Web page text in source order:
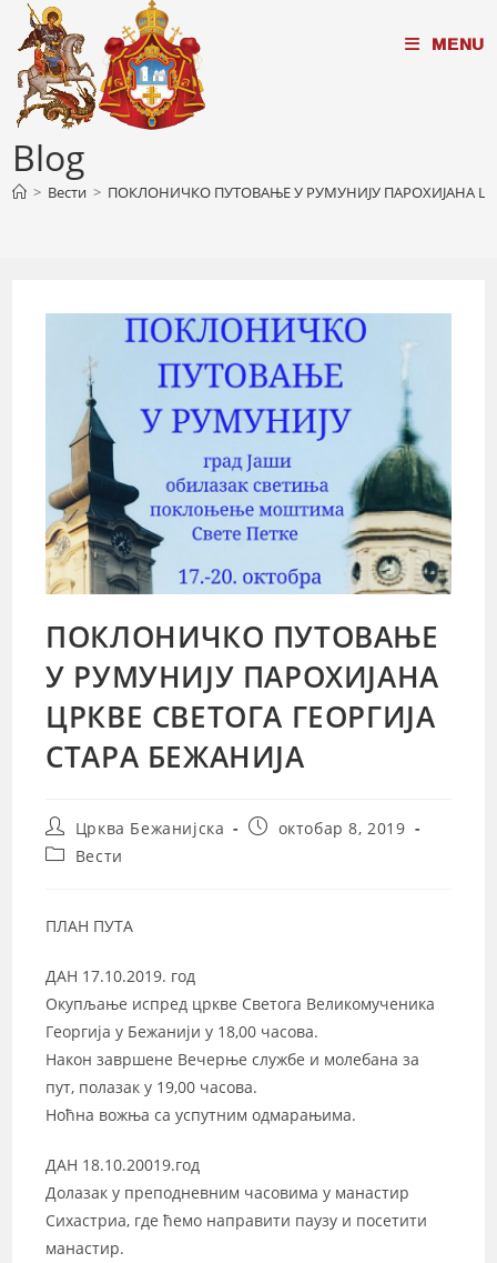
Skip
content
MENU
Blog
> Вести > ПОКЛОНИЧКО ПУТОВАЊЕ У РУМУНИЈУ ПАРОХИЈАНА
ПОКЛОНИЧКО ПУТОВАЊЕ
У РУМУНИЈУ ПАРОХИЈАНА
ЦРКВЕ СВЕТОГА ГЕОРГИЈА
СТАРА БЕЖАНИЈА
Post
author:
Црква Бежанијска
Postоктобар 8, 2019
PostВести
ПЛАН ПУТА
ДАН 17.10.2019. год
Окупљање испред цркве Светога Великомученика
Георгија у Бежанији у 18,00 часова.
Након завршене Вечерње службе и молебана за
пут, полазак у 19,00 часова.
Ноћна вожња са успутним одмарањима.
ДАН 18.10.20019.год
Долазак у преподневним часовима у манастир
Сихастриа, где ћемо направити паузу и посетити
манастир.